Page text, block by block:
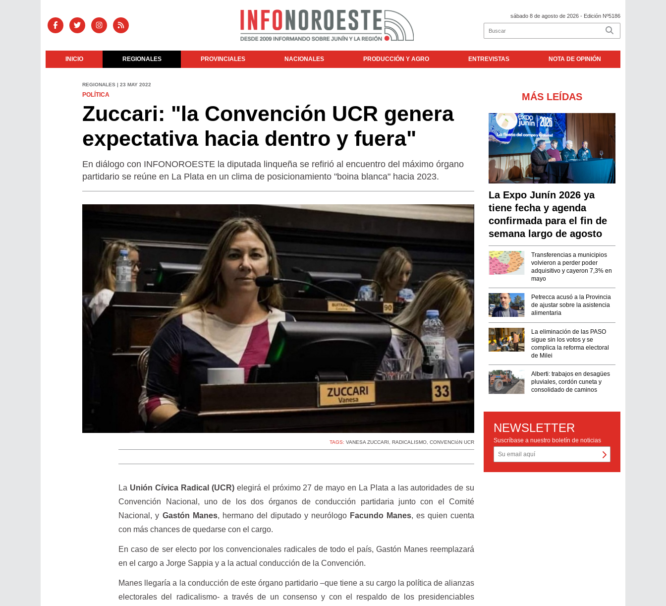
sábado 8 de agosto de 2026 - Edición Nº5186
INICIO REGIONALES PROVINCIALES NACIONALES PRODUCCIÓN Y AGRO ENTREVISTAS NOTA DE OPINIÓN
REGIONALES | 23 MAY 2022
POLÍTICA
Zuccari: "la Convención UCR genera
expectativa hacia dentro y fuera"
En diálogo con INFONOROESTE la diputada linqueña se refirió al encuentro del máximo órgano
partidario se reúne en La Plata en un clima de posicionamiento "boina blanca" hacia 2023.
TAGS:VANESA ZUCCARI ,RADICALISMO ,CONVENCIóN UCR
La Unión Cívica Radical (UCR) elegirá el próximo 27 de mayo en La Plata a las autoridades de su
Convención Nacional, uno de los dos órganos de conducción partidaria junto con el Comité
Nacional, y Gastón Manes, hermano del diputado y neurólogo Facundo Manes, es quien cuenta
con más chances de quedarse con el cargo.
En caso de ser electo por los convencionales radicales de todo el país, Gastón Manes reemplazará
en el cargo a Jorge Sappia y a la actual conducción de la Convención.
Manes llegaría a la conducción de este órgano partidario –que tiene a su cargo la política de alianzas
electorales del radicalismo- a través de un consenso y con el respaldo de los presidenciables
MÁS LEÍDAS
La Expo Junín 2026 ya
tiene fecha y agenda
confirmada para el fin de
semana largo de agosto
Transferencias a municipios
volvieron a perder poder
adquisitivo y cayeron 7,3% en
mayo
Petrecca acusó a la Provincia
de ajustar sobre la asistencia
alimentaria
La eliminación de las PASO
sigue sin los votos y se
complica la reforma electoral
de Milei
Alberti: trabajos en desagües
pluviales, cordón cuneta y
consolidado de caminos
NEWSLETTER
Suscríbase a nuestro boletín de noticias